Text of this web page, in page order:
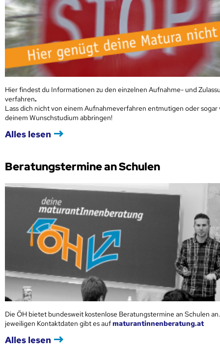
Hier findest du Informationen zu den einzelnen Aufnahme- und
verfahren.
Lass dich nicht von einem Aufnahmeverfahren entmutigen oder sogar
deinem Wunschstudium abbringen!
Alles lesen
Beratungstermine an Schulen
Die ÖH bietet bundesweit kostenlose Beratungstermine an Schulen
jeweiligen Kontaktdaten gibt es aufmaturantinnenberatung.at
Alles lesen